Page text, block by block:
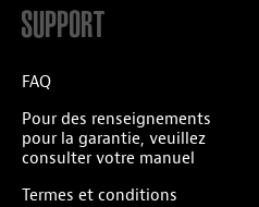
SUPPORT
FAQ
Pour des renseignements
pour la garantie, veuillez
consulter votre manuel
Termes et conditions